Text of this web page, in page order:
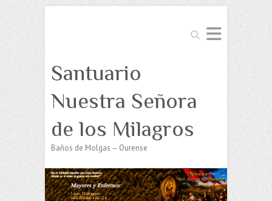
Buscar
Santuario
Nuestra Señora
de los Milagros
Baños de Molgas – Ourense